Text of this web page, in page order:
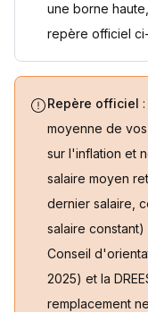
une borne
repère officiel
Repère officiel
moyenne de
sur l'inflation et
salaire moyen
dernier salaire,
salaire
Conseil
2025) et la
remplacement